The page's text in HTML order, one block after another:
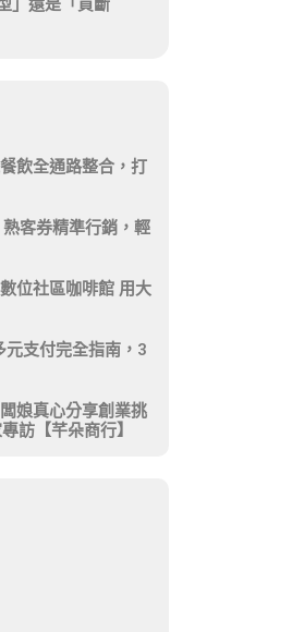
飲全通路整合，打
客券精準行銷，輕
位社區咖啡館 用大
支付完全指南，3
娘真心分享創業挑
訪【芊朵商行】